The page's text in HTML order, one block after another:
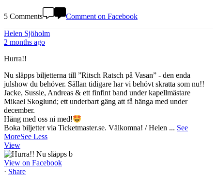
5 Comments Comment on Facebook
Helen Sjöholm
2 months ago
Hurra!!
Nu släpps biljetterna till ”Ritsch Ratsch på Vasan” - den enda
julshow du behöver. Sällan tidigare har vi behövt skratta som nu!!
Jacke, Sussie, Andreas & ett finfint band under kapellmästare
Mikael Skoglund; ett underbart gäng att få hänga med under
december.
Häng med oss ni med!
Boka biljetter via Ticketmaster.se. Välkomna! / Helen ... See
MoreSee Less
View
View on Facebook
· Share